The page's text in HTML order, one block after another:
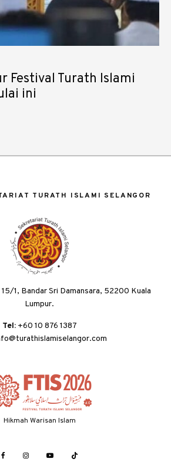
Festival Turath Islami
ini
TURATH ISLAMI SELANGOR
15/1, Bandar Sri Damansara, 52200 Kuala
Lumpur.
Tel:+60 10 876 1387
Hikmah Warisan Islam